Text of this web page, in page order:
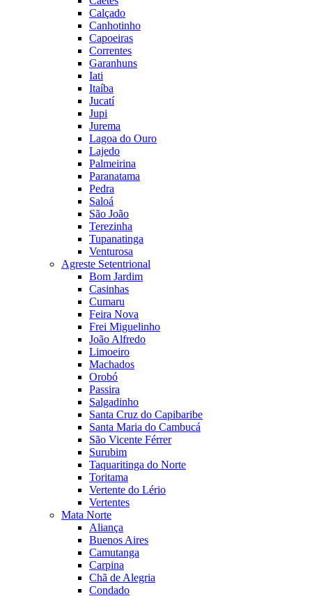
Calçado
Canhotinho
Capoeiras
Correntes
Garanhuns
Iati
Itaíba
Jucatí
Jupi
Jurema
Lagoa do Ouro
Lajedo
Palmeirina
Paranatama
Pedra
Saloá
São João
Terezinha
Tupanatinga
Venturosa
Agreste Setentrional
Bom Jardim
Casinhas
Cumaru
Feira Nova
Frei Miguelinho
João Alfredo
Limoeiro
Machados
Orobó
Passira
Salgadinho
Santa Cruz do Capibaribe
Santa Maria do Cambucá
São Vicente Férrer
Surubim
Taquaritinga do Norte
Toritama
Vertente do Lério
Vertentes
Mata Norte
Aliança
Buenos Aires
Camutanga
Carpina
Chã de Alegria
Condado